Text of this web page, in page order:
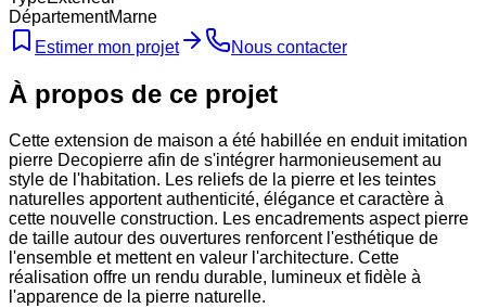
DépartementMarne
Estimer mon projet
Nous contacter
À propos de ce projet
Cette extension de maison a été habillée en enduit imitation
pierre Decopierre afin de s'intégrer harmonieusement au
style de l'habitation. Les reliefs de la pierre et les teintes
naturelles apportent authenticité, élégance et caractère à
cette nouvelle construction. Les encadrements aspect pierre
de taille autour des ouvertures renforcent l'esthétique de
l'ensemble et mettent en valeur l'architecture. Cette
réalisation offre un rendu durable, lumineux et fidèle à
l'apparence de la pierre naturelle.